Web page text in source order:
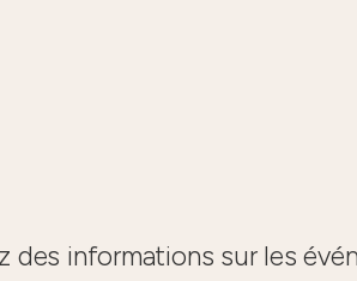
des informations sur les